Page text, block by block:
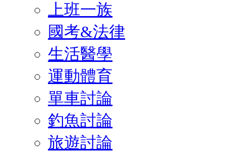
上班一族
國考&法律
生活醫學
運動體育
單車討論
釣魚討論
旅遊討論